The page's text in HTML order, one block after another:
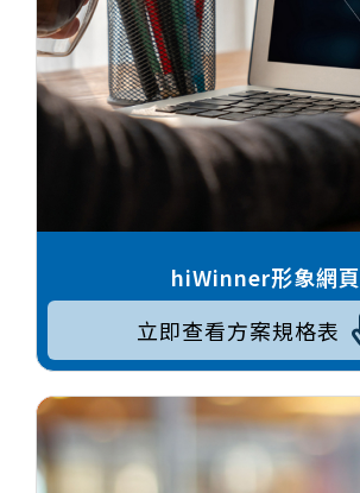
hiWinner形象網頁
立即查看方案規格表